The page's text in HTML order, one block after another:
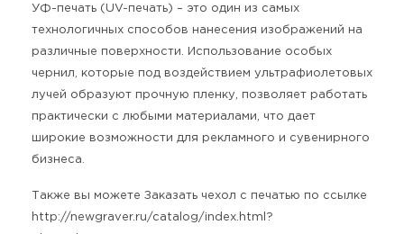
УФ-печать (UV-печать) – это один из самых
технологичных способов нанесения изображений на
различные поверхности. Использование особых
чернил, которые под воздействием ультрафиолетовых
лучей образуют прочную пленку, позволяет работать
практически с любыми материалами, что дает
широкие возможности для рекламного и сувенирного
бизнеса.
Также вы можете Заказать чехол с печатью по ссылке
http://newgraver.ru/catalog/index.html?